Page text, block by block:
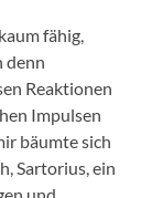
fähig,
denn
Reaktionen
Impulsen
bäumte sich
Sartorius, ein
und